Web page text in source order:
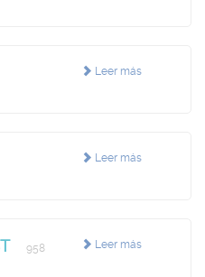
Leer más
Leer más
Leer más
958